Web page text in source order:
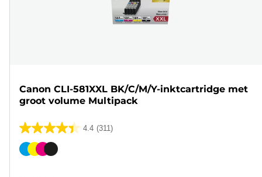
Canon CLI-581XXL BK/C/M/Y-inktcartridge met
groot volume Multipack
4.4 (311)
4.4
van
Kleurencartridge